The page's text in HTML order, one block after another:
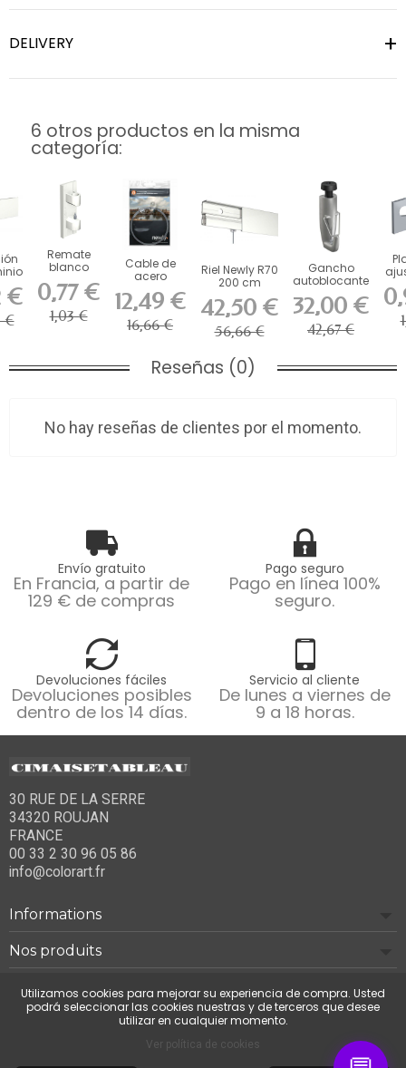
DELIVERY
6 otros productos en la misma
categoría:
€
€
Remate
blanco
para riel
para
cuadros
R70...
0,77 €
1,03 €
Cable de
acero
Twister Lock
de 2,5 mm
para...
12,49 €
16,66 €
Riel Newly R70
200 cm
blanco
Museo - Riel...
42,50 €
56,66 €
Gancho
autoblocante
con
mecanismo
de...
32,00 €
42,67 €
Reseñas (0)
No hay reseñas de clientes por el momento.
Envío gratuito
En Francia, a partir de
129 € de compras
Pago seguro
Pago en línea 100%
seguro.
Devoluciones fáciles
Devoluciones posibles
dentro de los 14 días.
Servicio al cliente
De lunes a viernes de
9 a 18 horas.
30 RUE DE LA SERRE
34320 ROUJAN
FRANCE
00 33 2 30 96 05 86
info@colorart.fr
Informations
Nos produits
Notre société
Utilizamos cookies para mejorar su experiencia de compra. Usted
podrá seleccionar las cookies nuestras y de terceros que desee
utilizar en cualquier momento.
Ver política de cookies